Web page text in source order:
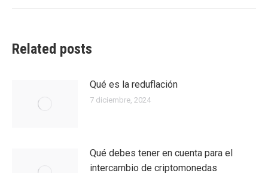
Related posts
Qué es la reduflación
7 diciembre, 2024
Qué debes tener en cuenta para el
intercambio de criptomonedas